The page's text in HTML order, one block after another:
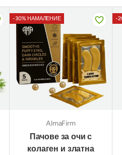
-30% НАМАЛЕНИЕ
AlmaFirm
Пачове за очи с
колаген и златна
-